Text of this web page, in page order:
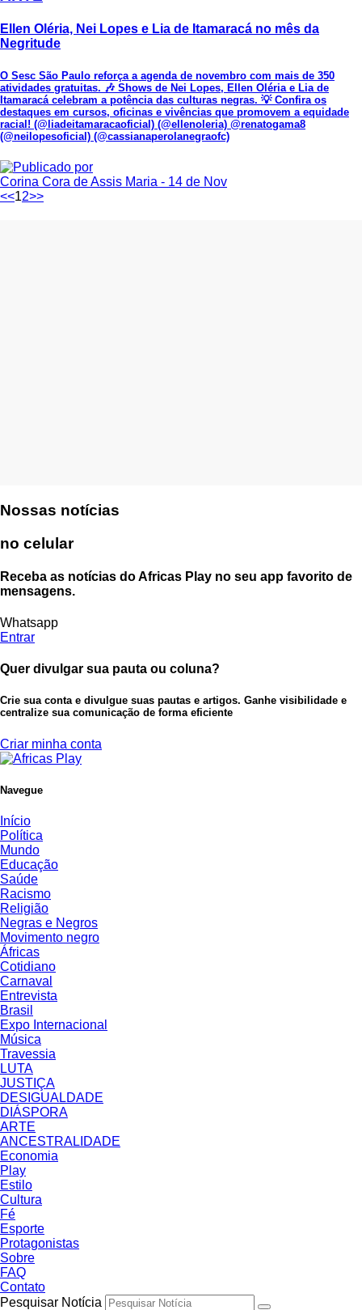
Ellen Oléria, Nei Lopes e Lia de Itamaracá no mês da
Negritude
O Sesc São Paulo reforça a agenda de novembro com mais de 350
atividades gratuitas. 🎶 Shows de Nei Lopes, Ellen Oléria e Lia de
Itamaracá celebram a potência das culturas negras. 💡 Confira os
destaques em cursos, oficinas e vivências que promovem a equidade
racial! (@liadeitamaracaoficial) (@ellenoleria) @renatogama8
(@neilopesoficial) (@cassianaperolanegraofc)
Corina Cora de Assis Maria - 14 de Nov
<<12>>
Nossas notícias
no celular
Receba as notícias do Africas Play no seu app favorito de
mensagens.
Whatsapp
Entrar
Quer divulgar sua pauta ou coluna?
Crie sua conta e divulgue suas pautas e artigos. Ganhe visibilidade e
centralize sua comunicação de forma eficiente
Criar minha conta
Navegue
Início
Política
Mundo
Educação
Saúde
Racismo
Religião
Negras e Negros
Movimento negro
Áfricas
Cotidiano
Carnaval
Entrevista
Brasil
Expo Internacional
Música
Travessia
LUTA
JUSTIÇA
DESIGUALDADE
DIÁSPORA
ARTE
ANCESTRALIDADE
Economia
Play
Estilo
Cultura
Fé
Esporte
Protagonistas
Sobre
FAQ
Contato
Pesquisar Notícia